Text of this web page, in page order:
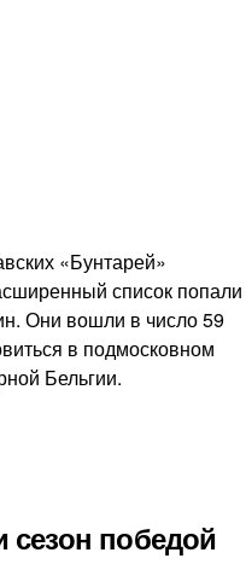
«Бунтарей»
список попали
Они вошли в число 59
в подмосковном
Бельгии.
сезон победой